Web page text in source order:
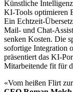
Künstliche
KI-Tools optimieren
Ein Echtzeit-
Mail- und Chat-
senken Kosten. Die
sofortige Integration
präsentiert das KI-
Mitarbeitende fit für
«Vom heißen Flirt